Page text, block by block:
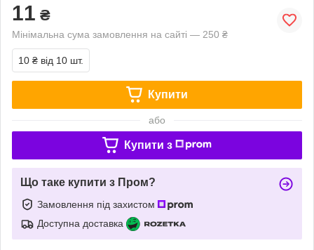
11 ₴
Мінімальна сума замовлення на сайті — 250 ₴
10 ₴ від 10 шт.
Купити
або
Купити з
Що таке купити з Пром?
Замовлення під захистом
Доступна доставка